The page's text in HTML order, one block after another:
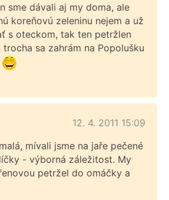
sme dávali aj my doma, ale
koreňovú zeleninu nejem a už
s oteckom, tak ten petržlen
trocha sa zahrám na Popolušku
12. 4. 2011 15:09
mívali jsme na jaře pečené
- výborná záležitost. My
petržel do omáčky a